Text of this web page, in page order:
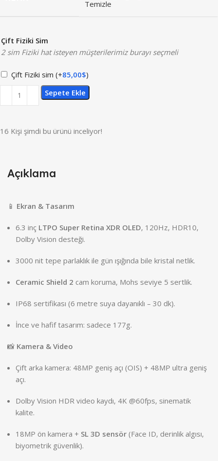
Temizle
Çift Fiziki Sim
2 sim Fiziki hat isteyen müşterilerimiz burayı seçmeli
Çift Fiziki sim(+85,00$)
Sepete Ekle
16 Kişi şimdi bu ürünü inceliyor!
Açıklama
📱 Ekran & Tasarım
6.3 inç LTPO Super Retina XDR OLED, 120Hz, HDR10,
Dolby Vision desteği.
3000 nit tepe parlaklık ile gün ışığında bile kristal netlik.
Ceramic Shield 2 cam koruma, Mohs seviye 5 sertlik.
IP68 sertifikası (6 metre suya dayanıklı – 30 dk).
İnce ve hafif tasarım: sadece 177g.
📸 Kamera & Video
Çift arka kamera: 48MP geniş açı (OIS) + 48MP ultra geniş
açı.
Dolby Vision HDR video kaydı, 4K @60fps, sinematik
kalite.
18MP ön kamera + SL 3D sensör (Face ID, derinlik algısı,
biyometrik güvenlik).